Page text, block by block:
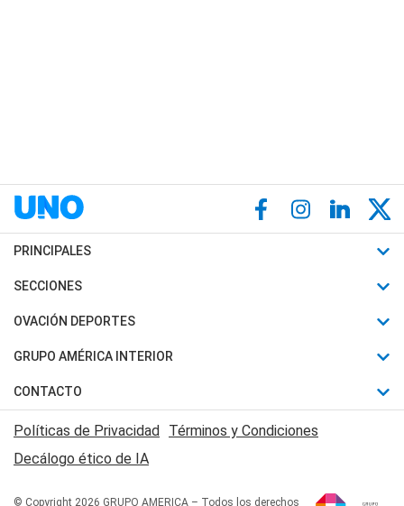
PRINCIPALES
Últimas Noticias
Política
Judiciales
Economia
SECCIONES
Horóscopo
Motores
Trucos caseros
Series y Películas
Edictos y Solicitadas
OVACIÓN DEPORTES
Fútbol
Mundial
Automovilismo
Rugby
Básquet
GRUPO AMÉRICA INTERIOR
Canal 7 en Vivo
CONTACTO
Acerca de Nosotros
Contactanos
Políticas de Privacidad Términos y Condiciones
Decálogo ético de IA
© Copyright 2026 GRUPO AMERICA – Todos los derechos